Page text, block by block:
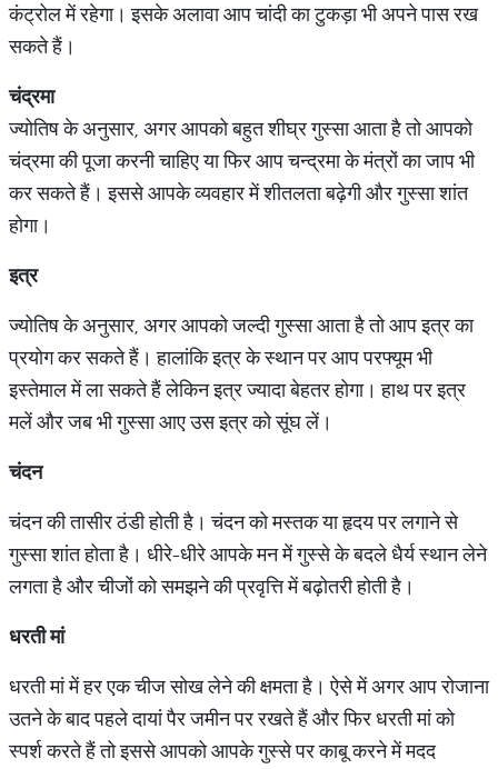
कंट्रोल में रहेगा। इसके अलावा आप चांदी का टुकड़ा भी अपने पास रख
सकते हैं।
चंद्रमा
ज्योतिष के अनुसार, अगर आपको बहुत शीघ्र गुस्सा आता है तो आपको
चंद्रमा की पूजा करनी चाहिए या फिर आप चन्द्रमा के मंत्रों का जाप भी
कर सकते हैं। इससे आपके व्यवहार में शीतलता बढ़ेगी और गुस्सा शांत
होगा।
इत्र
ज्योतिष के अनुसार, अगर आपको जल्दी गुस्सा आता है तो आप इत्र का
प्रयोग कर सकते हैं। हालांकि इत्र के स्थान पर आप परफ्यूम भी
इस्तेमाल में ला सकते हैं लेकिन इत्र ज्यादा बेहतर होगा। हाथ पर इत्र
मलें और जब भी गुस्सा आए उस इत्र को सूंघ लें।
चंदन
चंदन की तासीर ठंडी होती है। चंदन को मस्तक या हृदय पर लगाने से
गुस्सा शांत होता है। धीरे-धीरे आपके मन में गुस्से के बदले धैर्य स्थान लेने
लगता है और चीजों को समझने की प्रवृत्ति में बढ़ोतरी होती है।
धरती मां
धरती मां में हर एक चीज सोख लेने की क्षमता है। ऐसे में अगर आप रोजाना
उतने के बाद पहले दायां पैर जमीन पर रखते हैं और फिर धरती मां को
स्पर्श करते हैं तो इससे आपको आपके गुस्से पर काबू करने में मदद